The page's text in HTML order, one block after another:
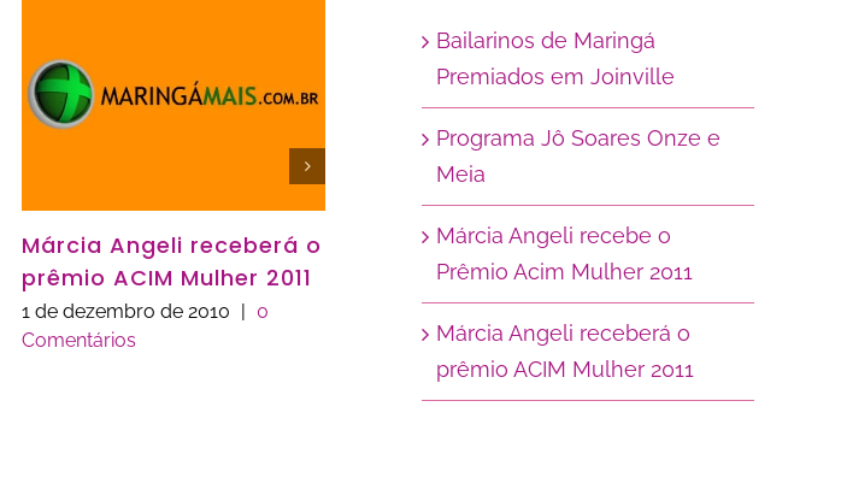
Márcia Angeli receberá o
prêmio ACIM Mulher 2011
1 de dezembro de 2010 | 0
Comentários
Na ponta dos pés
29 de maio de 2001 | 0
Comentários
Bailarinos de Maringá
Premiados em Joinville
Programa Jô Soares Onze e
Meia
Márcia Angeli recebe o
Prêmio Acim Mulher 2011
Márcia Angeli receberá o
prêmio ACIM Mulher 2011